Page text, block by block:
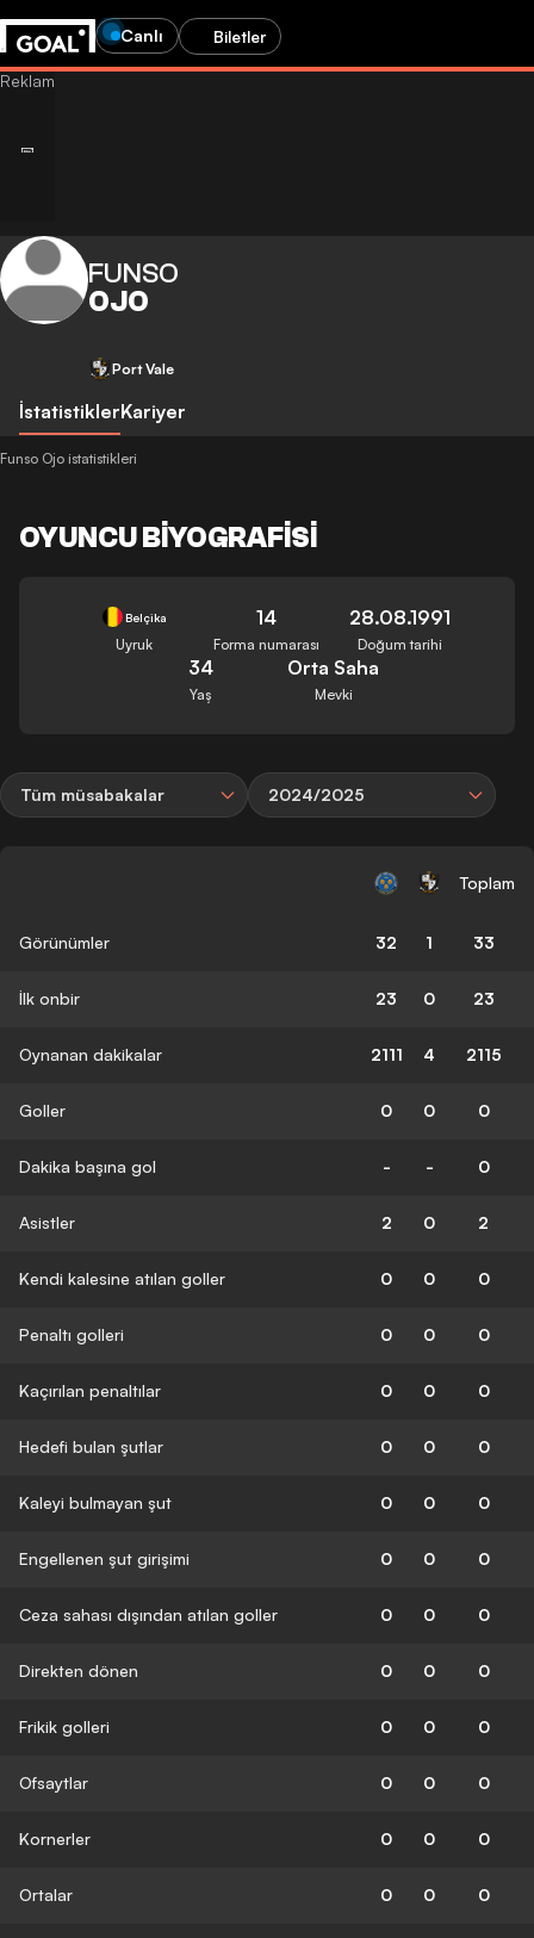
Canlı Biletler
FUNSO
OJO
Port Vale
İstatistiklerKariyer
Funso Ojo istatistikleri
OYUNCU BIYOGRAFISI
Belçika
Uyruk
14
Forma numarası
28.08.1991
Doğum tarihi
34
Yaş
Orta Saha
Mevki
Tüm müsabakalar 2024/2025
Toplam
Görünümler 32 1 33
İlk onbir 23 0 23
Oynanan dakikalar 2111 4 2115
Goller 0 0 0
Dakika başına gol - - 0
Asistler 2 0 2
Kendi kalesine atılan goller 0 0 0
Penaltı golleri 0 0 0
Kaçırılan penaltılar 0 0 0
Hedefi bulan şutlar 0 0 0
Kaleyi bulmayan şut 0 0 0
Engellenen şut girişimi 0 0 0
Ceza sahası dışından atılan goller 0 0 0
Direkten dönen 0 0 0
Frikik golleri 0 0 0
Ofsaytlar 0 0 0
Kornerler 0 0 0
Ortalar 0 0 0